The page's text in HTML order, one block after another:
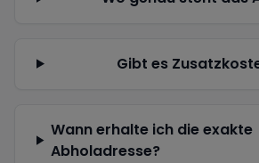
Gibt es
Wann erhalte ich die exakte
Abholadresse?